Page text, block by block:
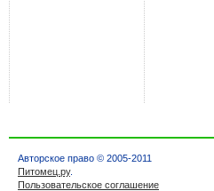
Авторское право © 2005-2011
Питомец.ру.
Пользовательское соглашение